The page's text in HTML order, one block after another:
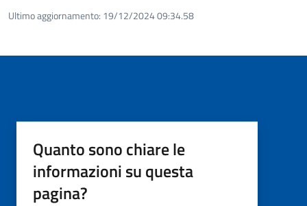
Ultimo aggiornamento: 19/12/2024 09:34.58
Quanto sono chiare le
informazioni su questa
pagina?